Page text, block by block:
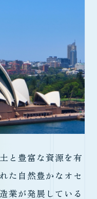
と豊富な資源を有
た自然豊かなオセ
業が発展している